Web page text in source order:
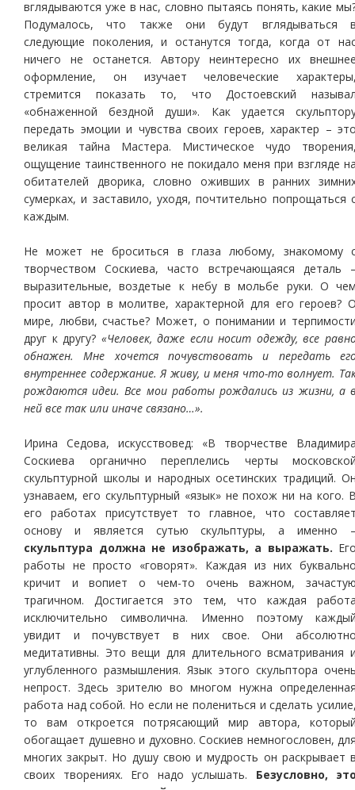
вглядываются уже в нас, словно пытаясь понять, какие
Подумалось, что также они будут вглядываться
следующие поколения, и останутся тогда, когда от
ничего не останется. Автору неинтересно их
оформление, он изучает человеческие
стремится показать то, что Достоевский
«обнаженной бездной души». Как удается
передать эмоции и чувства своих героев, характер –
великая тайна Мастера. Мистическое чудо
ощущение таинственного не покидало меня при взгляде
обитателей дворика, словно оживших в ранних
сумерках, и заставило, уходя, почтительно попрощаться
каждым.
Не может не броситься в глаза любому, знакомому
творчеством Соскиева, часто встречающаяся деталь
выразительные, воздетые к небу в мольбе руки. О
просит автор в молитве, характерной для его героев?
мире, любви, счастье? Может, о понимании и
друг к другу? «Человек, даже если носит одежду, все
обнажен. Мне хочется почувствовать и передать
внутреннее содержание. Я живу, и меня что-то волнует.
рождаются идеи. Все мои работы рождались из жизни, а
ней все так или иначе связано…».
Ирина Седова, искусствовед: «В творчестве
Соскиева органично переплелись черты
скульптурной школы и народных осетинских традиций.
узнаваем, его скульптурный «язык» не похож ни на кого.
его работах присутствует то главное, что
основу и является сутью скульптуры, а именно
скульптура должна не изображать, а выражать.
работы не просто «говорят». Каждая из них
кричит и вопиет о чем-то очень важном,
трагичном. Достигается это тем, что каждая
исключительно символична. Именно поэтому
увидит и почувствует в них свое. Они
медитативны. Это вещи для длительного всматривания
углубленного размышления. Язык этого скульптора
непрост. Здесь зрителю во многом нужна
работа над собой. Но если не полениться и сделать
то вам откроется потрясающий мир автора,
обогащает душевно и духовно. Соскиев немногословен,
многих закрыт. Но душу свою и мудрость он раскрывает
своих творениях. Его надо услышать. Безусловно,